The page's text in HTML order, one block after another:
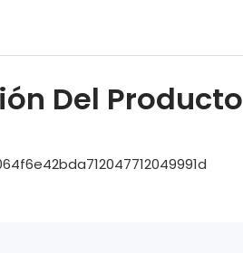
Del Producto